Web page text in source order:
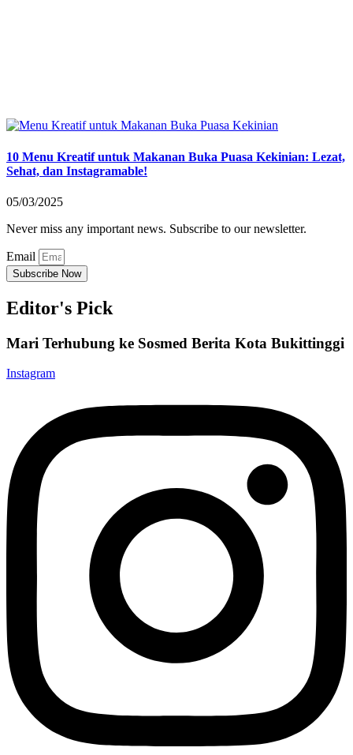
10 Menu Kreatif untuk Makanan Buka Puasa Kekinian: Lezat,
Sehat, dan Instagramable!
05/03/2025
Never miss any important news. Subscribe to our newsletter.
Email
Subscribe Now
Editor's Pick
Mari Terhubung ke Sosmed Berita Kota Bukittinggi
Instagram